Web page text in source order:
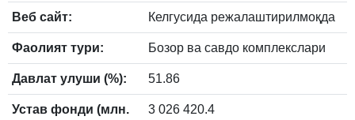
Веб сайт: Келгусида режалаштирилмоқда
Фаолият тури: Бозор ва савдо комплекслари
Давлат улуши (%): 51.86
Устав фонди (млн. 3 026 420.4